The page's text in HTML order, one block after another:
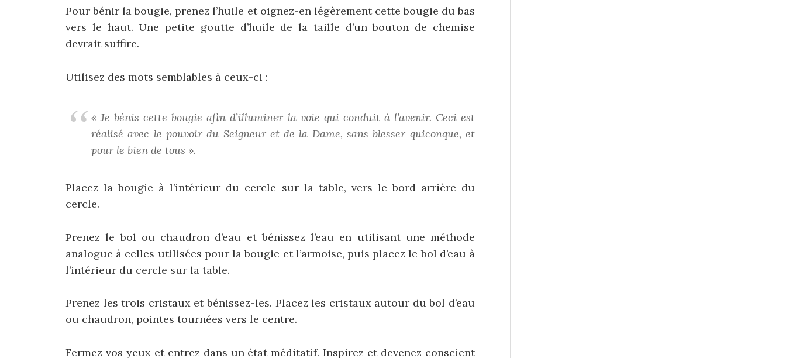
Pour bénir la bougie, prenez l’huile et oignez-en légèrement cette bougie du bas
vers le haut. Une petite goutte d’huile de la taille d’un bouton de chemise
devrait suffire.
Utilisez des mots semblables à ceux-ci :
« Je bénis cette bougie afin d’illuminer la voie qui conduit à l’avenir. Ceci est
réalisé avec le pouvoir du Seigneur et de la Dame, sans blesser quiconque, et
pour le bien de tous ».
Placez la bougie à l’intérieur du cercle sur la table, vers le bord arrière du
cercle.
Prenez le bol ou chaudron d’eau et bénissez l’eau en utilisant une méthode
analogue à celles utilisées pour la bougie et l’armoise, puis placez le bol d’eau à
l’intérieur du cercle sur la table.
Prenez les trois cristaux et bénissez-les. Placez les cristaux autour du bol d’eau
ou chaudron, pointes tournées vers le centre.
Fermez vos yeux et entrez dans un état méditatif. Inspirez et devenez conscient